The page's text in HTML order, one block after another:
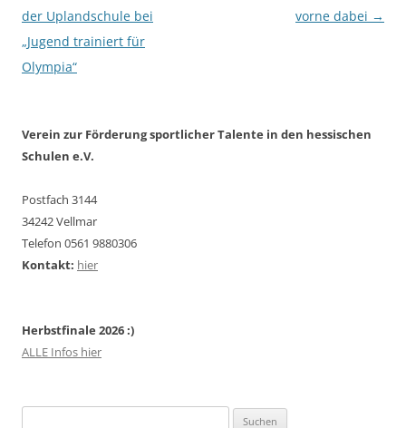
der Uplandschule bei
„Jugend trainiert für
Olympia“
vorne dabei →
Verein zur Förderung sportlicher Talente in den hessischen
Schulen e.V.
Postfach 3144
34242 Vellmar
Telefon 0561 9880306
Kontakt: hier
Herbstfinale 2026 :)
ALLE Infos hier